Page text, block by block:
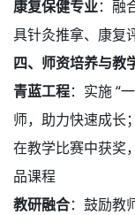
康复保健专业：融
具针灸推拿、康复
四、师资培养与教
青蓝工程：实施 “
师，助力快速成长
在教学比赛中获奖
品课程
教研融合：鼓励教